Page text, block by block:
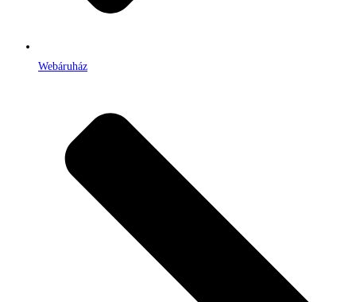
Webáruház